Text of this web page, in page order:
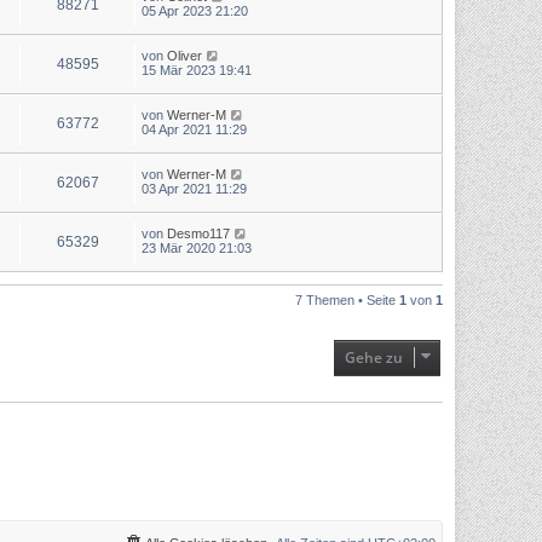
88271
05 Apr 2023 21:20
48595 von Oliver
15 Mär 2023 19:41
63772 von Werner-M
04 Apr 2021 11:29
62067 von Werner-M
03 Apr 2021 11:29
65329 von Desmo117
23 Mär 2020 21:03
7 Themen • Seite 1 von 1
Gehe zu